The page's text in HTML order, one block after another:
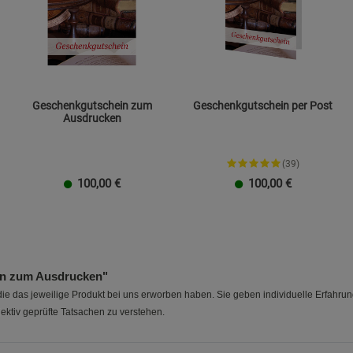
Geschenkgutschein zum
Ausdrucken
100,00 €
Geschenkgutschein per Post
(39)
100,00 €
zum Ausdrucken"
das jeweilige Produkt bei uns erworben haben. Sie geben individuelle
geprüfte Tatsachen zu verstehen.
Cookie-Informationen anzeigen
Datenschutzerklärung